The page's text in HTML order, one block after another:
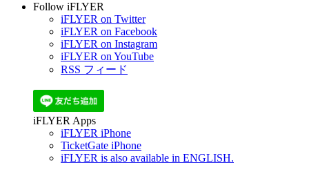
Follow iFLYER
iFLYER on Twitter
iFLYER on Facebook
iFLYER on Instagram
iFLYER on YouTube
RSS フィード
iFLYER Apps
iFLYER iPhone
TicketGate iPhone
iFLYER is also available in ENGLISH.